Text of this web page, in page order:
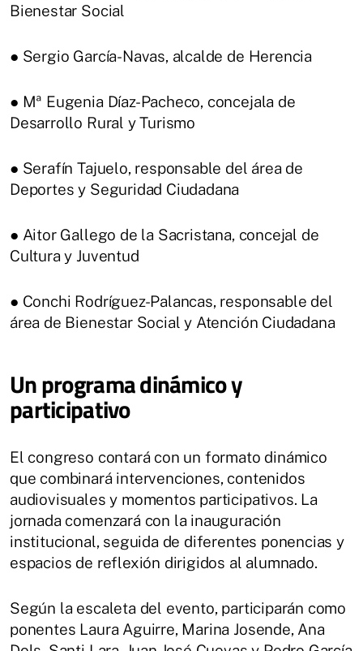
Bienestar Social
● Sergio García-Navas, alcalde de Herencia
● Mª Eugenia Díaz-Pacheco, concejala de
Desarrollo Rural y Turismo
● Serafín Tajuelo, responsable del área de
Deportes y Seguridad Ciudadana
● Aitor Gallego de la Sacristana, concejal de
Cultura y Juventud
● Conchi Rodríguez-Palancas, responsable del
área de Bienestar Social y Atención Ciudadana
Un programa dinámico y
participativo
El congreso contará con un formato dinámico
que combinará intervenciones, contenidos
audiovisuales y momentos participativos. La
jornada comenzará con la inauguración
institucional, seguida de diferentes ponencias y
espacios de reflexión dirigidos al alumnado.
Según la escaleta del evento, participarán como
ponentes Laura Aguirre, Marina Josende, Ana